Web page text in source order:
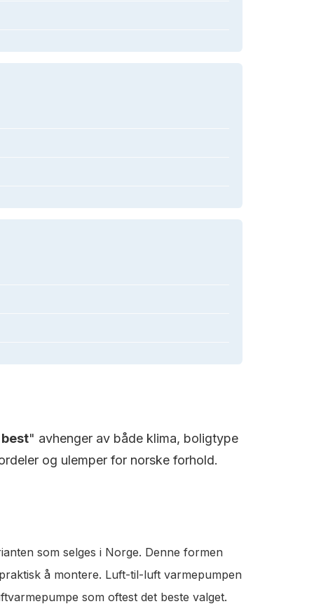
best" avhenger av både klima, boligtype
og ulemper for norske forhold.
som selges i Norge. Denne formen
å montere. Luft-til-luft varmepumpen
som oftest det beste valget.